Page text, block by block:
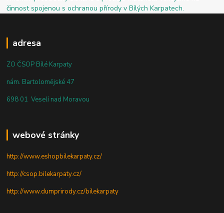
činnost spojenou s ochranou přírody v Bílých Karpatech.
adresa
ZO ČSOP Bílé Karpaty
nám. Bartolomějské 47
698 01 Veselí nad Moravou
webové stránky
http://www.eshopbilekarpaty.cz/
http://csop.bilekarpaty.cz/
http://www.dumprirody.cz/bilekarpaty